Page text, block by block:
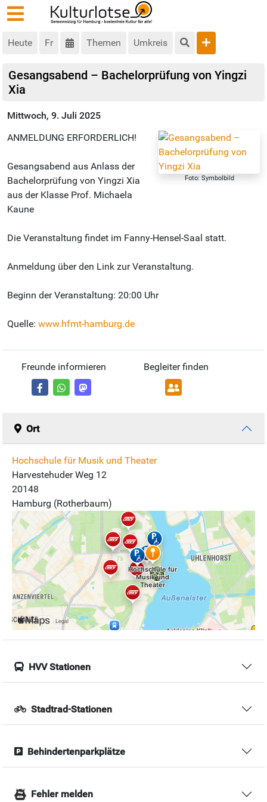
Heute Fr Themen Umkreis
Gesangsabend – Bachelorprüfung von Yingzi
Xia
Mittwoch, 9. Juli 2025
Foto: Symbolbild
ANMELDUNG ERFORDERLICH!
Gesangsabend aus Anlass der
Bachelorprüfung von Yingzi Xia
aus der Klasse Prof. Michaela
Kaune
Die Veranstaltung findet im Fanny-Hensel-Saal statt.
Anmeldung über den Link zur Veranstaltung.
Beginn der Veranstaltung: 20:00 Uhr
Quelle: www.hfmt-hamburg.de
Freunde informieren Begleiter finden
Ort
Hochschule für Musik und Theater
Harvestehuder Weg 12
20148
Hamburg (Rotherbaum)
HVV Stationen
Stadtrad-Stationen
Behindertenparkplätze
Fehler melden